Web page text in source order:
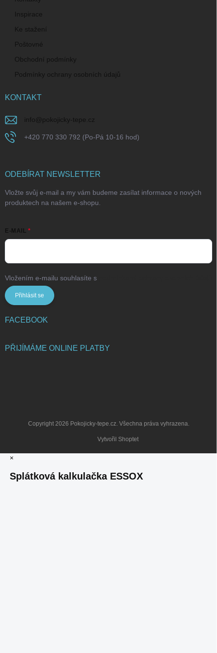
Inspirace
Ke stažení
Poštovné
Obchodní podmínky
Podmínky ochrany osobních údajů
KONTAKT
info@pokojicky-tepe.cz
+420 770 330 792 (Po-Pá 10-16 hod)
ODEBÍRAT NEWSLETTER
Vložte svůj e-mail a my vám budeme zasílat informace o nových
produktech na našem e-shopu.
E-MAIL
Vložením e-mailu souhlasíte s
Přihlásit se
FACEBOOK
PŘIJÍMÁME ONLINE PLATBY
Vytvořil Shoptet
Copyright 2026 Pokojicky-tepe.cz. Všechna práva vyhrazena.
×
Splátková kalkulačka ESSOX